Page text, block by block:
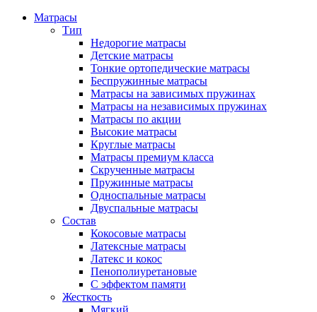
Матрасы
Тип
Недорогие матрасы
Детские матрасы
Тонкие ортопедические матрасы
Беспружинные матрасы
Матрасы на зависимых пружинах
Матрасы на независимых пружинах
Матрасы по акции
Высокие матрасы
Круглые матрасы
Матрасы премиум класса
Скрученные матрасы
Пружинные матрасы
Односпальные матрасы
Двуспальные матрасы
Состав
Кокосовые матрасы
Латексные матрасы
Латекс и кокос
Пенополиуретановые
С эффектом памяти
Жесткость
Мягкий